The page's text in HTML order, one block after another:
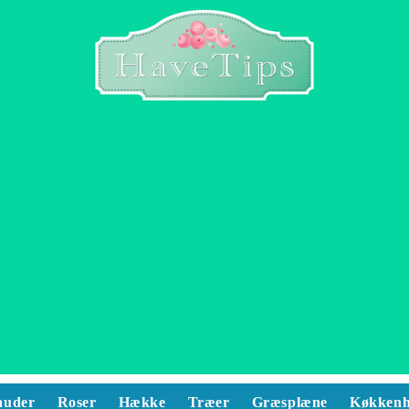
Roser Hække Træer Græsplæne